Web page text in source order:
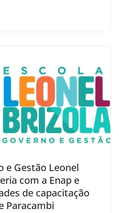
e Gestão Leonel
com a Enap e
de capacitação
Paracambi